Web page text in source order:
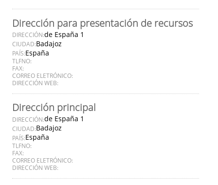
Dirección para presentación de recursos
DIRECCIÓN:de España 1
CIUDAD:Badajoz
PAÍS:España
TLFNO:
FAX:
CORREO ELETRÓNICO:
DIRECCIÓN WEB:
Dirección principal
DIRECCIÓN:de España 1
CIUDAD:Badajoz
PAÍS:España
TLFNO:
FAX:
CORREO ELETRÓNICO:
DIRECCIÓN WEB: